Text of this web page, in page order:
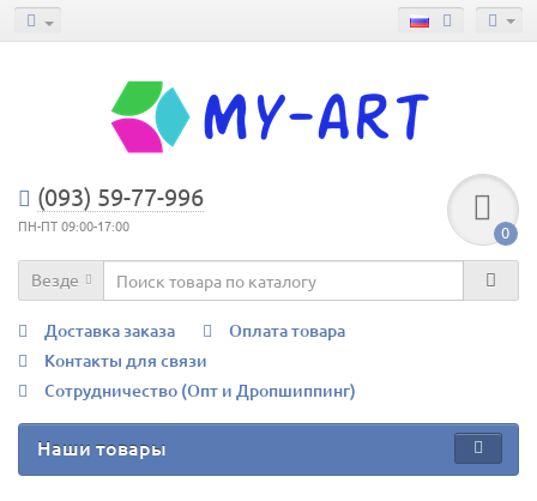
(093) 59-77-996
ПН-ПТ 09:00-17:00 0
Везде
Доставка заказа
Оплата товара
Контакты для связи
Сотрудничество (Опт и Дропшиппинг)
Наши товары